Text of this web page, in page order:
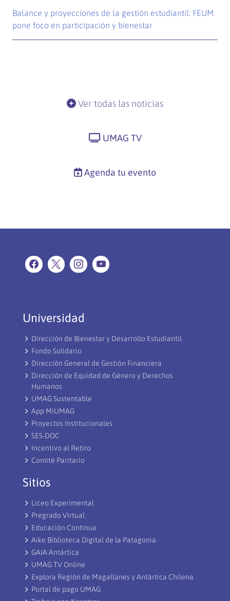
Balance y proyecciones de la gestión estudiantil: FEUM
pone foco en participación y bienestar
Ver todas las noticias
UMAG TV
Agenda tu evento
Universidad
Dirección de Bienestar y Desarrollo Estudiantil
Fondo Solidario
Dirección General de Gestión Financiera
Dirección de Equidad de Género y Derechos
Humanos
UMAG Sustentable
App MiUMAG
Proyectos Institucionales
SES-DOC
Incentivo al Retiro
Comité Paritario
Sitios
Liceo Experimental
Pregrado Virtual
Educación Continua
Aike Biblioteca Digital de la Patagonia
GAIA Antártica
UMAG TV Online
Explora Región de Magallanes y Antártica Chilena
Portal de pago UMAG